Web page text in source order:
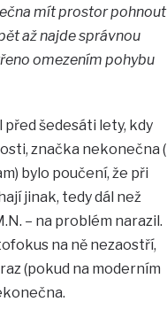
mít prostor pohnout
až najde správnou
omezením pohybu
šedesáti lety, kdy
značka nekonečna (
bylo poučení, že při
jinak, tedy dál než
– na problém narazil.
na ně nezaostří,
(pokud na moderním